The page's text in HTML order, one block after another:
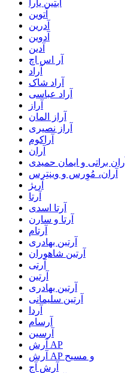
آبتین یارا
آتوین
آدرین
آدوین
آدین
آر اس اچ
آراد
آراد شاک
آراد عباسی
آراز
آراز المان
آراز نصیری
آراکوم
آران
آران براتی و ایمان حمیدی
آران، مُوِرس و وینتِرس
آرپژ
آرتا
آرتا اسدی
آرتا و سارن
آرتام
آرتبن بهادری
آرتين شاهوران
آرتی
آرتین
آرتین بهادری
آرتین سلیمانی
آردا
آرسام
آرسین
آرش AP
آرش AP و مسیح
آرش آج